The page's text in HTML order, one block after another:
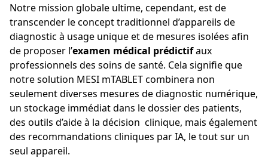
Notre mission globale ultime, cependant, est de
transcender le concept traditionnel d’appareils de
diagnostic à usage unique et de mesures isolées afin
de proposer l’examen médical prédictifaux
professionnels des soins de santé. Cela signifie que
notre solution MESI mTABLET combinera non
seulement diverses mesures de diagnostic numérique,
un stockage immédiat dans le dossier des patients,
des outils d’aide à la décision clinique, mais également
des recommandations cliniques par IA, le tout sur un
seul appareil.